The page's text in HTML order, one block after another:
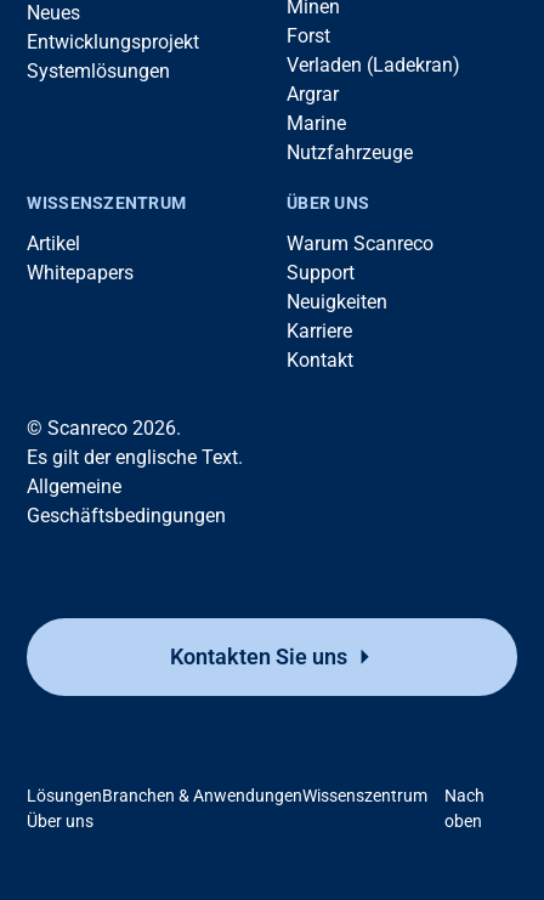
Kontakten Sie uns
Neues
Entwicklungsprojekt
Systemlösungen
Minen
Forst
Verladen (Ladekran)
Argrar
Marine
Nutzfahrzeuge
WISSENSZENTRUM
Artikel
Whitepapers
ÜBER UNS
Warum Scanreco
Support
Neuigkeiten
Karriere
Kontakt
© Scanreco 2026.
Es gilt der englische Text.
Allgemeine
Geschäftsbedingungen
LösungenBranchen & AnwendungenWissenszentrum
Über uns
Nach
oben